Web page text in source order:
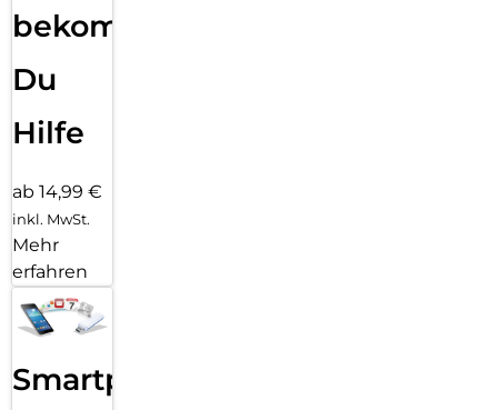
bekommst
Du
Hilfe
ab 14,99 €
inkl. MwSt.
Mehr
erfahren
Smartphone